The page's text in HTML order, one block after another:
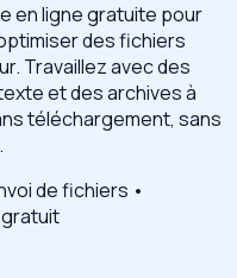
en ligne gratuite pour
des fichiers
Travaillez avec des
et des archives à
téléchargement, sans
de fichiers •